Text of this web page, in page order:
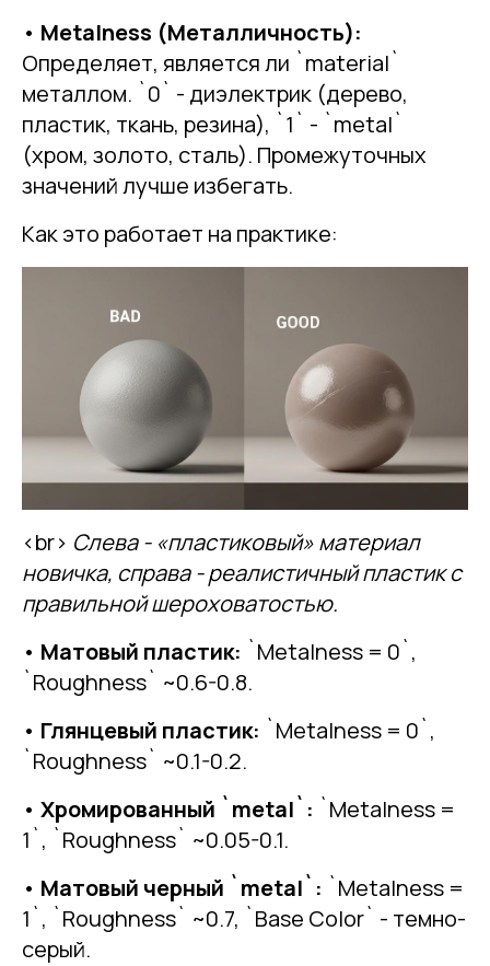
• Metalness (Металличность):
Определяет, является ли `material`
металлом. `0` - диэлектрик (дерево,
пластик, ткань, резина), `1` - `metal`
(хром, золото, сталь). Промежуточных
значений лучше избегать.
Как это работает на практике:
<br> Слева - «пластиковый» материал
новичка, справа - реалистичный пластик с
правильной шероховатостью.
• Матовый пластик: `Metalness = 0`,
`Roughness` ~0.6-0.8.
• Глянцевый пластик: `Metalness = 0`,
`Roughness` ~0.1-0.2.
• Хромированный `metal`: `Metalness =
1`, `Roughness` ~0.05-0.1.
• Матовый черный `metal`: `Metalness =
1`, `Roughness` ~0.7, `Base Color` - темно-
серый.